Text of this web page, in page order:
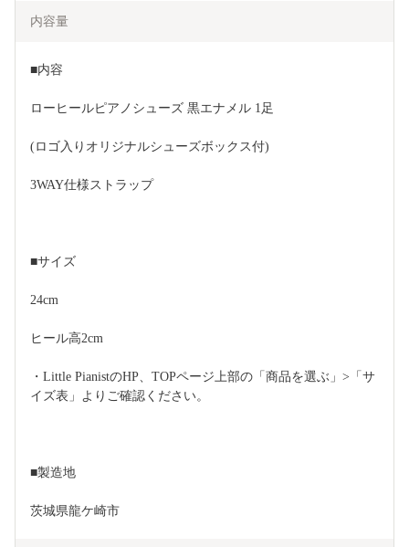
内容量
■内容
ローヒールピアノシューズ 黒エナメル 1足
(ロゴ入りオリジナルシューズボックス付)
3WAY仕様ストラップ
■サイズ
24cm
ヒール高2cm
・Little PianistのHP、TOPページ上部の「商品を選ぶ」>「サ
イズ表」よりご確認ください。
■製造地
茨城県龍ケ崎市